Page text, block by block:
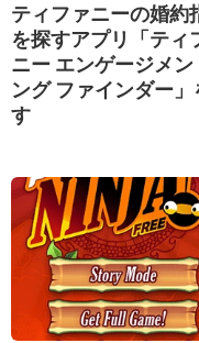
ティファニーの婚約
を探すアプリ「ティ
ニー エンゲージメン
ング ファインダー」
す